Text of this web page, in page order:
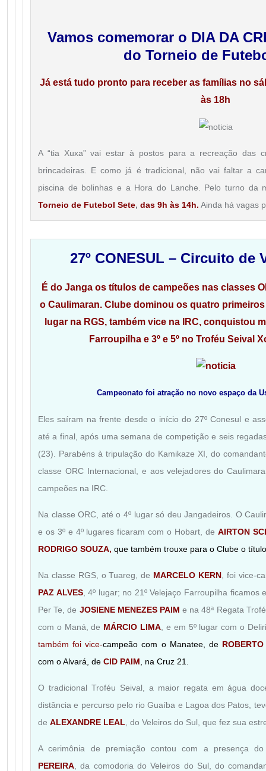
Vamos comemorar o DIA DA
do Torneio de
Já está tudo pronto para receber as famílias no
às 18h
A “tia Xuxa” vai estar à postos para a recreação das
brincadeiras. E como já é tradicional, não vai faltar a
piscina de bolinhas e a Hora do Lanche. Pelo turno da
Torneio de Futebol Sete, das 9h às 14h. Ainda há vagas
27º CONESUL – Circuito de
É do Janga os títulos de campeões nas classes
o Caulimaran. Clube dominou os quatro primeiros
lugar na RGS, também vice na IRC, conquistou
Farroupilha e 3º e 5º no Troféu Seival
Campeonato foi atração no novo espaço da
Eles saíram na frente desde o início do 27º Conesul e
até a final, após uma semana de competição e seis
(23). Parabéns à tripulação do Kamikaze XI, do
classe ORC Internacional, e aos velejadores do
campeões na IRC.
Na classe ORC, até o 4º lugar só deu Jangadeiros. O
e os 3º e 4º lugares ficaram com o Hobart, de AIRTON
RODRIGO SOUZA, que também trouxe para o Clube o
Na classe RGS, o Tuareg, de MARCELO KERN , foi vice-
PAZ ALVES, 4º lugar; no 21º Velejaço Farroupilha ficamos
Per Te, de JOSIENE MENEZES PAIMe na 48ª Regata
com o Maná, de MÁRCIO LIMA , e em 5º lugar com o
também foi vice-campeão com o Manatee, de
com o Alvará, de CID PAIM , na Cruz 21.
O tradicional Troféu Seival, a maior regata em água
distância e percurso pelo rio Guaíba e Lagoa dos Patos,
de ALEXANDRE LEAL , do Veleiros do Sul, que fez sua
A cerimônia de premiação contou com a presença
PEREIRA , da comodoria do Veleiros do Sul, do